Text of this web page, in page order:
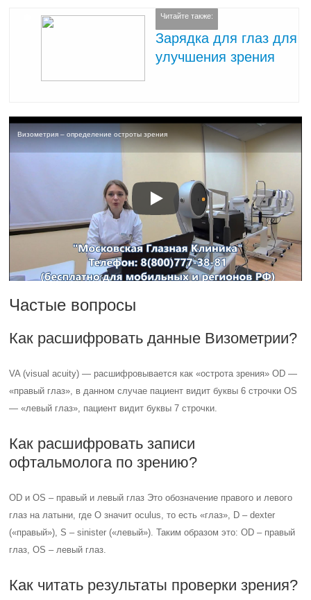
Читайте также:
Зарядка для глаз для
улучшения зрения
Визометрия – определение остроты зрения
Частые вопросы
Как расшифровать данные Визометрии?
VA (visual acuity) — расшифровывается как «острота зрения» OD —
«правый глаз», в данном случае пациент видит буквы 6 строчки OS
— «левый глаз», пациент видит буквы 7 строчки.
Как расшифровать записи
офтальмолога по зрению?
OD и OS – правый и левый глаз Это обозначение правого и левого
глаз на латыни, где O значит oculus, то есть «глаз», D – dexter
(«правый»), S – sinister («левый»). Таким образом это: OD – правый
глаз, OS – левый глаз.
Как читать результаты проверки зрения?